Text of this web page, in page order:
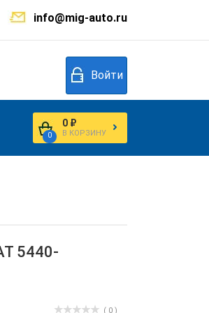
info@mig-auto.ru
Войти
0
0 ₽
В КОРЗИНУ
5440-
( 0 )